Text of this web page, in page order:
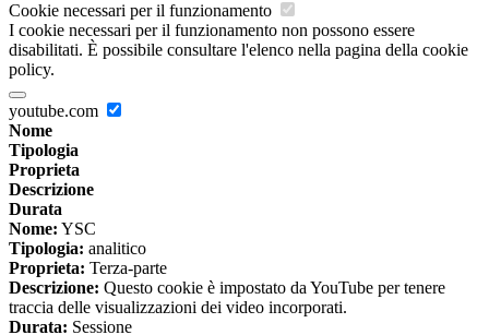
Cookie necessari per il funzionamento
I cookie necessari per il funzionamento non possono essere
disabilitati. È possibile consultare l'elenco nella pagina della cookie
policy.
youtube.com
Nome
Tipologia
Proprieta
Descrizione
Durata
Nome: YSC
Tipologia: analitico
Proprieta: Terza-parte
Descrizione: Questo cookie è impostato da YouTube per tenere
traccia delle visualizzazioni dei video incorporati.
Durata: Sessione